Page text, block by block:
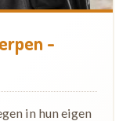
-
in hun eigen